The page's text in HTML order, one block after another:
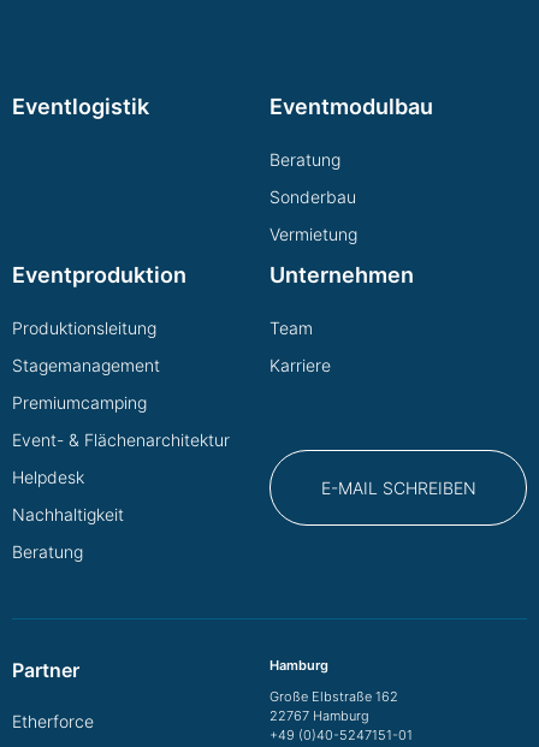
Eventlogistik Eventmodulbau
Beratung
Sonderbau
Vermietung
Eventproduktion
Produktionsleitung
Stagemanagement
Premiumcamping
Event- & Flächenarchitektur
Helpdesk
Nachhaltigkeit
Beratung
Unternehmen
Team
Karriere
E-MAIL SCHREIBEN
Partner
Etherforce
Hamburg
Große Elbstraße 162
22767 Hamburg
+49 (0)40-5247151-01